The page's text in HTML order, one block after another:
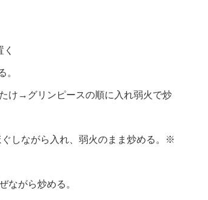
。
→グリンピースの順に入れ弱火で炒
しながら入れ、弱火のまま炒める。※
がら炒める。